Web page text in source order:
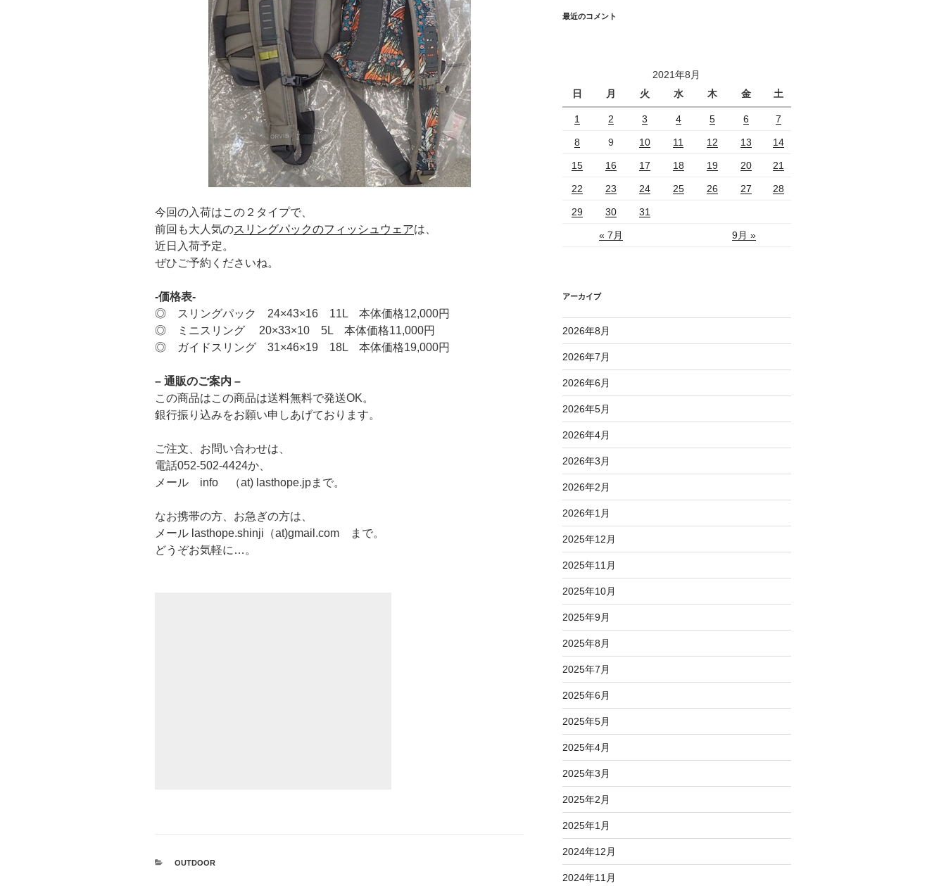
今回の入荷はこの２タイプで、
前回も大人気のスリングパックのフィッシュウェアは、
近日入荷予定。
ぜひご予約くださいね。
-価格表-
◎ スリングパック 24×43×16 11L 本体価格12,000円
◎ ミニスリング 20×33×10 5L 本体価格11,000円
◎ ガイドスリング 31×46×19 18L 本体価格19,000円
– 通販のご案内 –
この商品はこの商品は送料無料で発送OK。
銀行振り込みをお願い申しあげております。
ご注文、お問い合わせは、
電話052-502-4424か、
メール info （at) lasthope.jpまで。
なお携帯の方、お急ぎの方は、
メール lasthope.shinji（at)gmail.com まで。
どうぞお気軽に…。
カ
OUTDOOR
最近のコメント
2021年8月
日
月 火 水 木 金 土
« 7月 9月 »
1 2 3 4 5 6 7
8 9 10 11 12 13 14
15 16 17 18 19 20 21
22 23 24 25 26 27 28
29 30 31
アーカイブ
2026年8月
2026年7月
2026年6月
2026年5月
2026年4月
2026年3月
2026年2月
2026年1月
2025年12月
2025年11月
2025年10月
2025年9月
2025年8月
2025年7月
2025年6月
2025年5月
2025年4月
2025年3月
2025年2月
2025年1月
2024年12月
2024年11月